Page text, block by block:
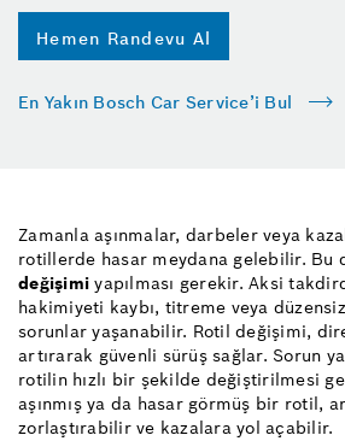
Hemen Randevu Al
En Yakın Bosch Car Service’i Bul
Zamanla aşınmalar, darbeler veya
rotillerde hasar meydana gelebilir. Bu
değişimi yapılması gerekir. Aksi
hakimiyeti kaybı, titreme veya
sorunlar yaşanabilir. Rotil değişimi,
artırarak güvenli sürüş sağlar. Sorun
rotilin hızlı bir şekilde değiştirilmesi
aşınmış ya da hasar görmüş bir rotil,
zorlaştırabilir ve kazalara yol açabilir.